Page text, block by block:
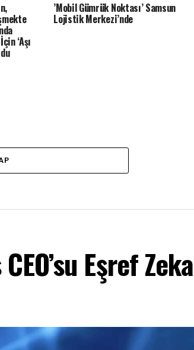
‘Aşı
’Mobil Gümrük Noktası’ Samsun
Lojistik Merkezi’nde
Eşref Zeka